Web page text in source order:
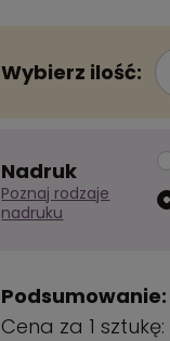
Wybierz ilość:
Nadruk
Poznaj rodzaje
nadruku
Podsumowanie:
Cena za 1 sztukę: